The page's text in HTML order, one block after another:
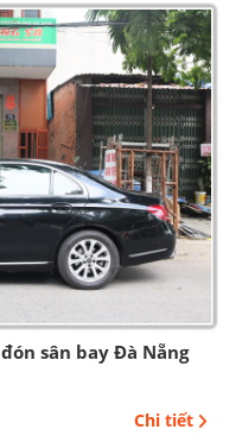
sân bay Đà Nẵng
Chi tiết